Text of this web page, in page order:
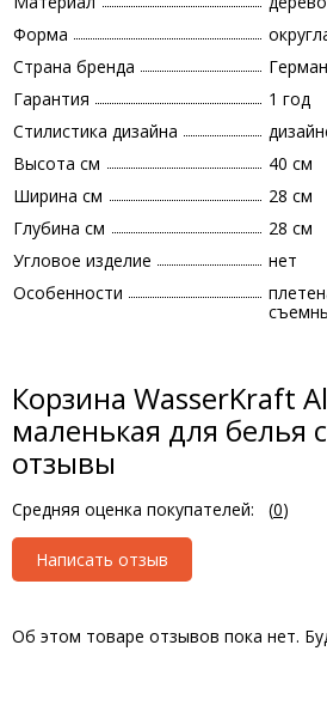
Форма
Страна бренда
Гарантия
1 год
Стилистика дизайна
Высота см
40 см
Ширина см
28 см
Глубина см
28 см
Угловое изделие
нет
Особенности
Корзина WasserKraft
маленькая для белья
отзывы
Средняя оценка покупателей: (0)
Написать отзыв
Об этом товаре отзывов пока нет.